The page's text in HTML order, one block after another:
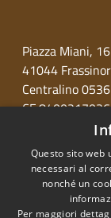
Piazza Miani, 16
41044
Centralino
CF
Questo sito web
necessari al
nonché un
Per maggiori